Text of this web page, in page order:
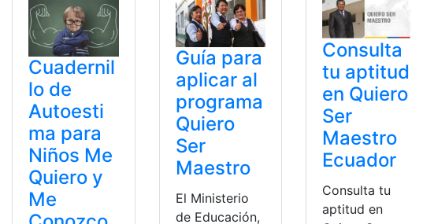
Cuadernil
lo de
Autoesti
ma para
Niños Me
Quiero y
Me
Guía para
aplicar al
programa
Quiero
Ser
Maestro
El Ministerio
de Educación,
Consulta
tu aptitud
en Quiero
Ser
Maestro
Ecuador
Consulta tu
aptitud en